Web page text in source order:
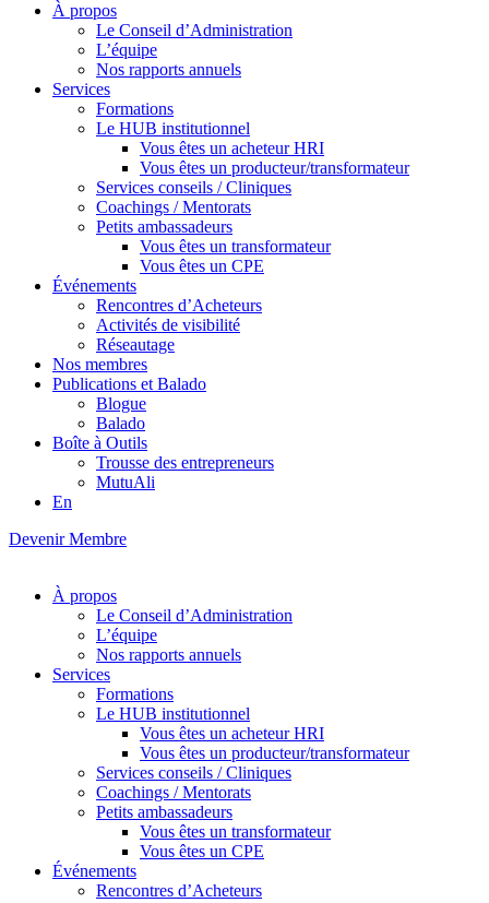
À propos
Le Conseil d’Administration
L’équipe
Nos rapports annuels
Services
Formations
Le HUB institutionnel
Vous êtes un acheteur HRI
Vous êtes un producteur/transformateur
Services conseils / Cliniques
Coachings / Mentorats
Petits ambassadeurs
Vous êtes un transformateur
Vous êtes un CPE
Événements
Rencontres d’Acheteurs
Activités de visibilité
Réseautage
Nos membres
Publications et Balado
Blogue
Balado
Boîte à Outils
Trousse des entrepreneurs
MutuAli
En
Devenir Membre
À propos
Le Conseil d’Administration
L’équipe
Nos rapports annuels
Services
Formations
Le HUB institutionnel
Vous êtes un acheteur HRI
Vous êtes un producteur/transformateur
Services conseils / Cliniques
Coachings / Mentorats
Petits ambassadeurs
Vous êtes un transformateur
Vous êtes un CPE
Événements
Rencontres d’Acheteurs